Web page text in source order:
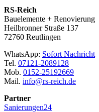
RS-Reich
Bauelemente + Renovierung
Heilbronner Straße 137
72760 Reutlingen
WhatsApp: Sofort Nachricht
Tel. 07121-2089128
Mob. 0152-25192669
Mail. info@rs-reich.de
Partner
Sanierungen24